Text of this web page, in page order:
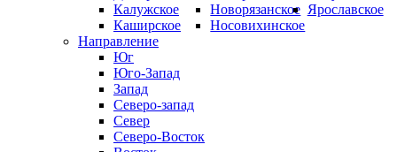
Калужское
Каширское
Новорязанское
Носовихинское
Ярославское
Направление
Юг
Юго-Запад
Запад
Северо-запад
Север
Северо-Восток